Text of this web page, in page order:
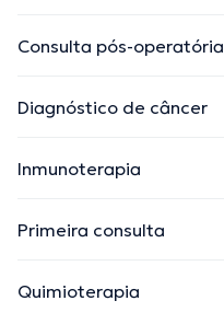
Consulta pós-operatória
Diagnóstico de câncer
Inmunoterapia
Primeira consulta
Quimioterapia